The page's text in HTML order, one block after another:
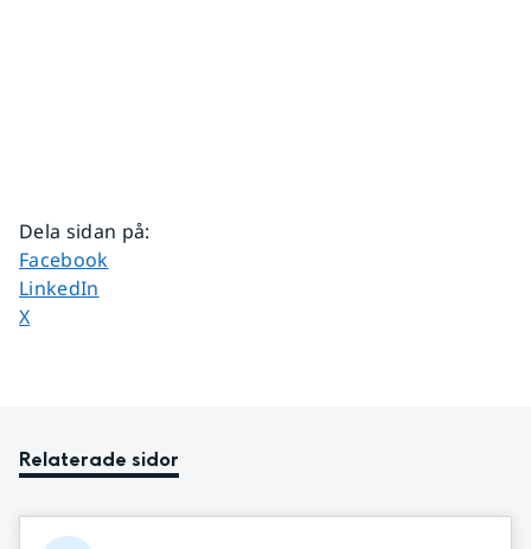
Dela sidan på:
Dela sidan på
Facebook
Dela sidan på
LinkedIn
Dela sidan på
X
Relaterade sidor